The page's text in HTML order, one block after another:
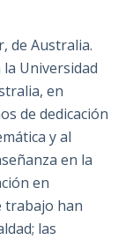
de Australia.
Universidad
en
de dedicación
y al
en la
en
trabajo han
las